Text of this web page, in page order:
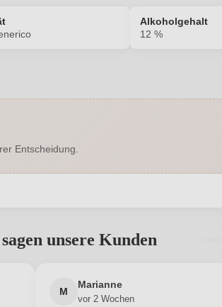
Alkoholgehalt
12 %
Traubenfarbe
Entscheidung.
unsere Kunden
M
Marianne
vor 2 Wochen